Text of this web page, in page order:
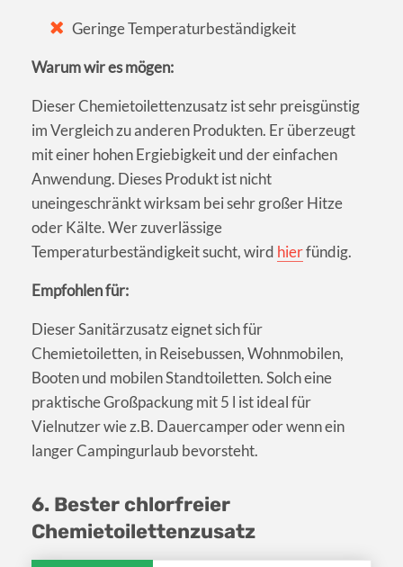
Geringe Temperaturbeständigkeit
Warum wir es mögen:
Dieser Chemietoilettenzusatz ist sehr preisgünstig
im Vergleich zu anderen Produkten. Er überzeugt
mit einer hohen Ergiebigkeit und der einfachen
Anwendung. Dieses Produkt ist nicht
uneingeschränkt wirksam bei sehr großer Hitze
oder Kälte. Wer zuverlässige
Temperaturbeständigkeit sucht, wird hierfündig.
Empfohlen für:
Dieser Sanitärzusatz eignet sich für
Chemietoiletten, in Reisebussen, Wohnmobilen,
Booten und mobilen Standtoiletten. Solch eine
praktische Großpackung mit 5 l ist ideal für
Vielnutzer wie z.B. Dauercamper oder wenn ein
langer Campingurlaub bevorsteht.
6. Bester chlorfreier
Chemietoilettenzusatz